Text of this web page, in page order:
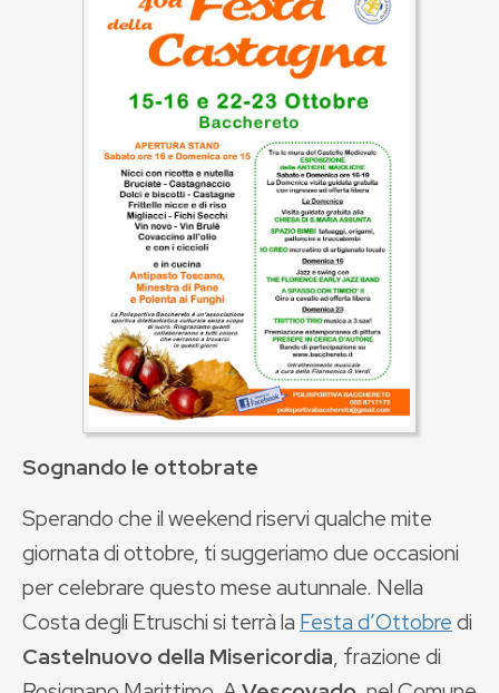
Sognando le ottobrate
Sperando che il weekend riservi qualche mite
giornata di ottobre, ti suggeriamo due occasioni
per celebrare questo mese autunnale. Nella
Costa degli Etruschi si terrà la Festa d’Ottobredi
Castelnuovo della Misericordia, frazione di